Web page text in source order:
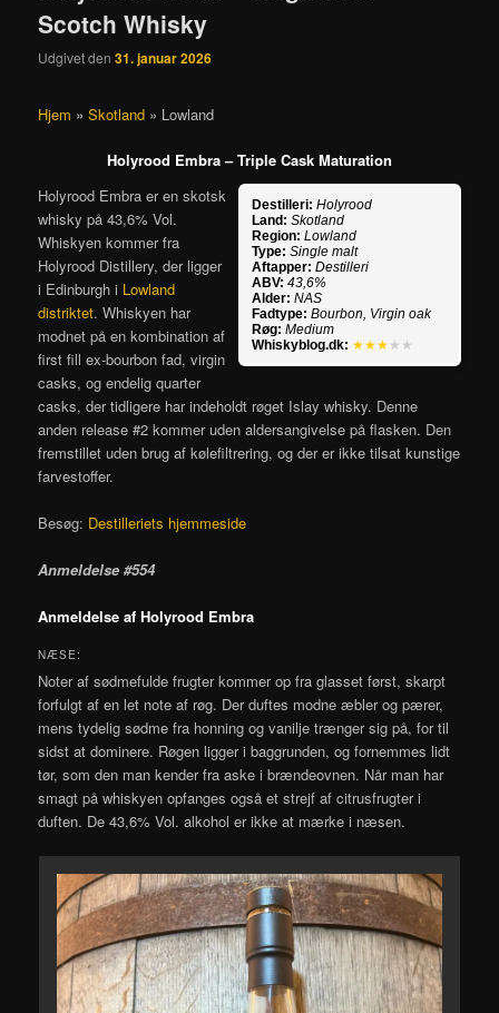
Scotch Whisky
Udgivet den31. januar 2026
Hjem »Skotland » Lowland
Holyrood Embra – Triple Cask Maturation
Destilleri: Holyrood
Land: Skotland
Region: Lowland
Type: Single malt
Aftapper: Destilleri
ABV: 43,6%
Alder: NAS
Fadtype: Bourbon, Virgin oak
Røg: Medium
Whiskyblog.dk: ★★★ ★★
Holyrood Embra er en skotsk
whisky på 43,6% Vol.
Whiskyen kommer fra
Holyrood Distillery, der ligger
i Edinburgh i Lowland
distriktet. Whiskyen har
modnet på en kombination af
first fill ex-bourbon fad, virgin
casks, og endelig quarter
casks, der tidligere har indeholdt røget Islay whisky. Denne
anden release #2 kommer uden aldersangivelse på flasken. Den
fremstillet uden brug af kølefiltrering, og der er ikke tilsat kunstige
farvestoffer.
Besøg: Destilleriets hjemmeside
Anmeldelse #554
Anmeldelse af Holyrood Embra
NÆSE:
Noter af sødmefulde frugter kommer op fra glasset først, skarpt
forfulgt af en let note af røg. Der duftes modne æbler og pærer,
mens tydelig sødme fra honning og vanilje trænger sig på, for til
sidst at dominere. Røgen ligger i baggrunden, og fornemmes lidt
tør, som den man kender fra aske i brændeovnen. Når man har
smagt på whiskyen opfanges også et strejf af citrusfrugter i
duften. De 43,6% Vol. alkohol er ikke at mærke i næsen.